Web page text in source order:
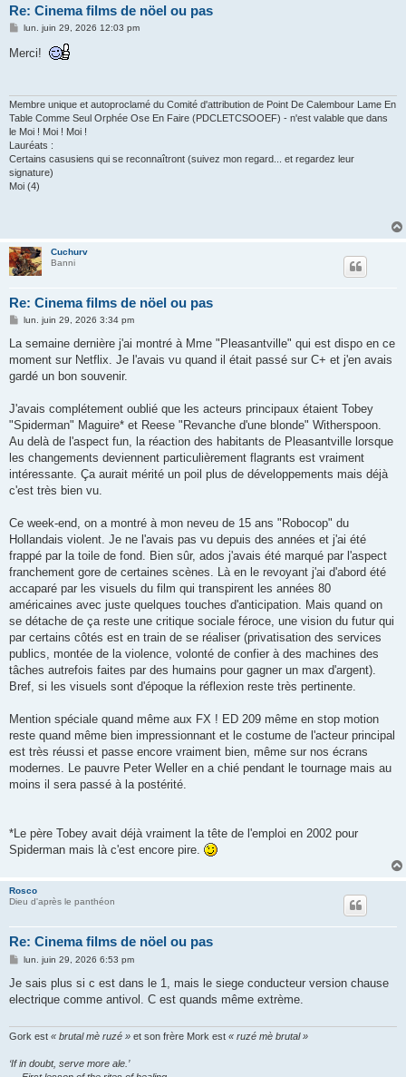
Re: Cinema films de nöel ou pas
M
s
s
lun. juin 29, 2026 12:03 pm
Merci!
Membre unique et autoproclamé du Comité d'attribution de Point De Calembour Lame En
Table Comme Seul Orphée Ose En Faire (PDCLETCSOOEF) - n'est valable que dans
le Moi ! Moi ! Moi !
Lauréats :
Certains casusiens qui se reconnaîtront (suivez mon regard... et regardez leur
signature)
Moi (4)
Cuchurv
Banni
Re: Cinema films de nöel ou pas
M
s
a
g
lun. juin 29, 2026 3:34 pm
La semaine dernière j'ai montré à Mme "Pleasantville" qui est dispo en ce
moment sur Netflix. Je l'avais vu quand il était passé sur C+ et j'en avais
gardé un bon souvenir.
J'avais complétement oublié que les acteurs principaux étaient Tobey
"Spiderman" Maguire* et Reese "Revanche d'une blonde" Witherspoon.
Au delà de l'aspect fun, la réaction des habitants de Pleasantville lorsque
les changements deviennent particulièrement flagrants est vraiment
intéressante. Ça aurait mérité un poil plus de développements mais déjà
c'est très bien vu.
Ce week-end, on a montré à mon neveu de 15 ans "Robocop" du
Hollandais violent. Je ne l'avais pas vu depuis des années et j'ai été
frappé par la toile de fond. Bien sûr, ados j'avais été marqué par l'aspect
franchement gore de certaines scènes. Là en le revoyant j'ai d'abord été
accaparé par les visuels du film qui transpirent les années 80
américaines avec juste quelques touches d'anticipation. Mais quand on
se détache de ça reste une critique sociale féroce, une vision du futur qui
par certains côtés est en train de se réaliser (privatisation des services
publics, montée de la violence, volonté de confier à des machines des
tâches autrefois faites par des humains pour gagner un max d'argent).
Bref, si les visuels sont d'époque la réflexion reste très pertinente.
Mention spéciale quand même aux FX ! ED 209 même en stop motion
reste quand même bien impressionnant et le costume de l'acteur principal
est très réussi et passe encore vraiment bien, même sur nos écrans
modernes. Le pauvre Peter Weller en a chié pendant le tournage mais au
moins il sera passé à la postérité.
*Le père Tobey avait déjà vraiment la tête de l'emploi en 2002 pour
Spiderman mais là c'est encore pire.
Rosco
Dieu d'après le panthéon
Re: Cinema films de nöel ou pas
M
s
a
lun. juin 29, 2026 6:53 pm
Je sais plus si c est dans le 1, mais le siege conducteur version chause
electrique comme antivol. C est quands même extrème.
Gork est « brutal mè ruzé » et son frère Mork est « ruzé mè brutal »
‘If in doubt, serve more ale.’